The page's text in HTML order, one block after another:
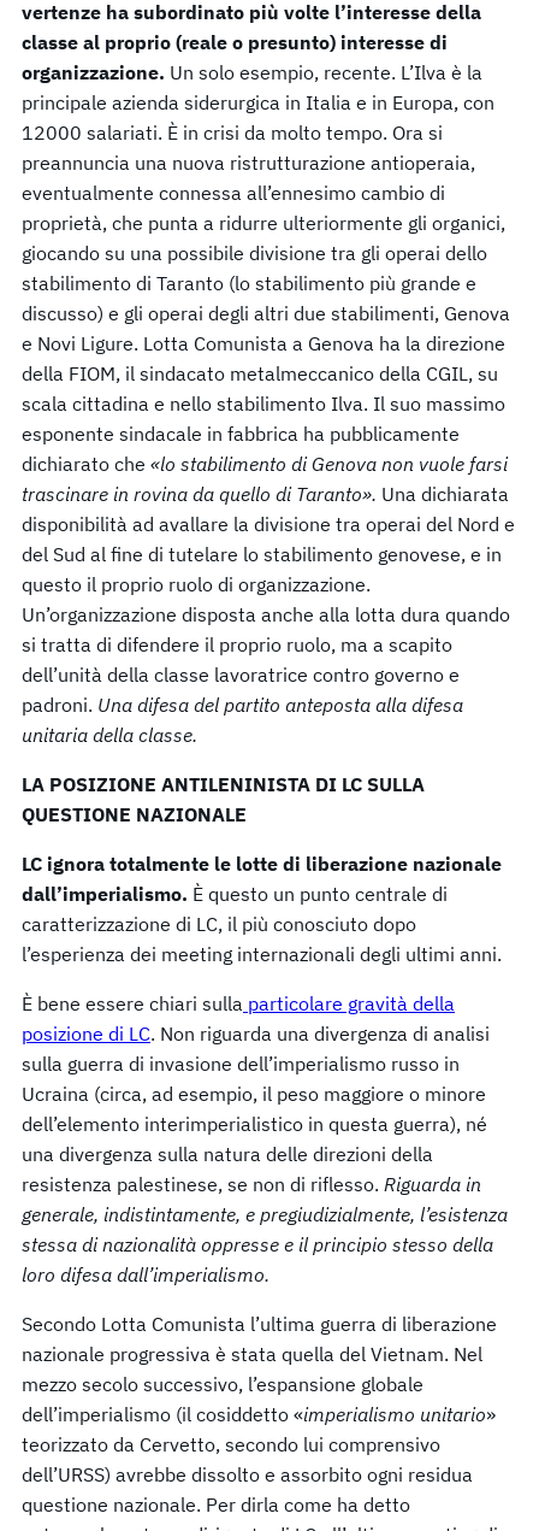
vertenze ha subordinato più volte l’interesse della
classe al proprio (reale o presunto) interesse di
organizzazione. Un solo esempio, recente. L’Ilva è la
principale azienda siderurgica in Italia e in Europa, con
12000 salariati. È in crisi da molto tempo. Ora si
preannuncia una nuova ristrutturazione antioperaia,
eventualmente connessa all’ennesimo cambio di
proprietà, che punta a ridurre ulteriormente gli organici,
giocando su una possibile divisione tra gli operai dello
stabilimento di Taranto (lo stabilimento più grande e
discusso) e gli operai degli altri due stabilimenti, Genova
e Novi Ligure. Lotta Comunista a Genova ha la direzione
della FIOM, il sindacato metalmeccanico della CGIL, su
scala cittadina e nello stabilimento Ilva. Il suo massimo
esponente sindacale in fabbrica ha pubblicamente
dichiarato che «lo stabilimento di Genova non vuole farsi
trascinare in rovina da quello di Taranto». Una dichiarata
disponibilità ad avallare la divisione tra operai del Nord e
del Sud al fine di tutelare lo stabilimento genovese, e in
questo il proprio ruolo di organizzazione.
Un’organizzazione disposta anche alla lotta dura quando
si tratta di difendere il proprio ruolo, ma a scapito
dell’unità della classe lavoratrice contro governo e
padroni. Una difesa del partito anteposta alla difesa
unitaria della classe.
LA POSIZIONE ANTILENINISTA DI LC SULLA
QUESTIONE NAZIONALE
LC ignora totalmente le lotte di liberazione nazionale
dall’imperialismo. È questo un punto centrale di
caratterizzazione di LC, il più conosciuto dopo
l’esperienza dei meeting internazionali degli ultimi anni.
È bene essere chiari sulla particolare gravità della
posizione di LC. Non riguarda una divergenza di analisi
sulla guerra di invasione dell’imperialismo russo in
Ucraina (circa, ad esempio, il peso maggiore o minore
dell’elemento interimperialistico in questa guerra), né
una divergenza sulla natura delle direzioni della
resistenza palestinese, se non di riflesso. Riguarda in
generale, indistintamente, e pregiudizialmente, l’esistenza
stessa di nazionalità oppresse e il principio stesso della
loro difesa dall’imperialismo.
Secondo Lotta Comunista l’ultima guerra di liberazione
nazionale progressiva è stata quella del Vietnam. Nel
mezzo secolo successivo, l’espansione globale
dell’imperialismo (il cosiddetto «imperialismo unitario»
teorizzato da Cervetto, secondo lui comprensivo
dell’URSS) avrebbe dissolto e assorbito ogni residua
questione nazionale. Per dirla come ha detto